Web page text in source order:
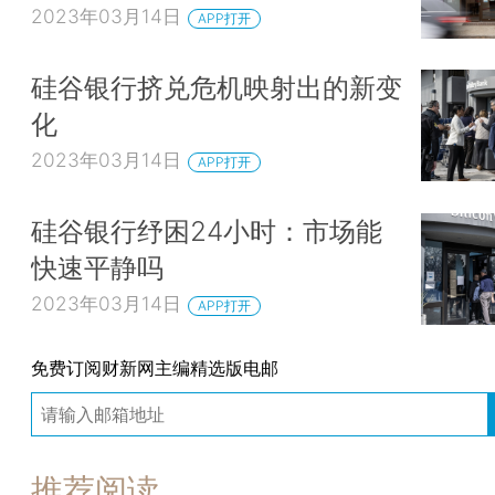
2023年03月14日 APP打开
硅谷银行挤兑危机映射出的新变
化
2023年03月14日 APP打开
硅谷银行纾困24小时：市场能
快速平静吗
2023年03月14日 APP打开
免费订阅财新网主编精选版电邮